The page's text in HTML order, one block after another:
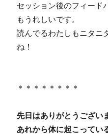
セッション後のフィード
もうれしいです。
読んでるわたしもニタニ
ね！
＊＊＊＊＊＊＊＊
先日はありがとうござい
あれから体に起こってい